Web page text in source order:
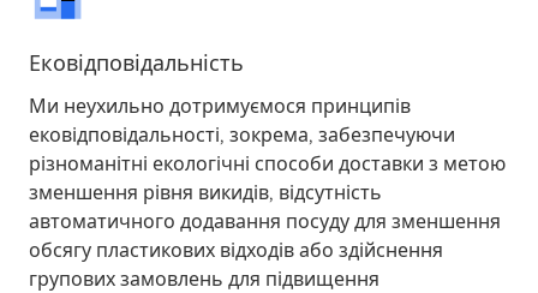
Ековідповідальність
Ми неухильно дотримуємося принципів
ековідповідальності, зокрема, забезпечуючи
різноманітні екологічні способи доставки з метою
зменшення рівня викидів, відсутність
автоматичного додавання посуду для зменшення
обсягу пластикових відходів або здійснення
групових замовлень для підвищення